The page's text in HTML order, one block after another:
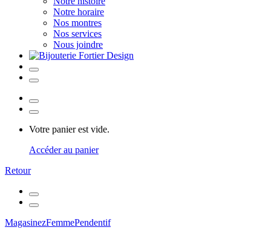
Notre horaire
Nos montres
Nos services
Nous joindre
Votre panier est vide.
Accéder au panier
Retour
MagasinezFemmePendentif